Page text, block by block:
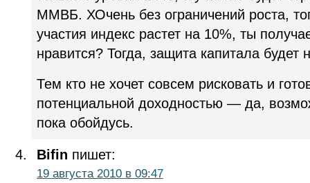
ММВБ. ХОчень без ограничений роста,
участия индекс растет на 10%, ты
нравится? Тогда, защита капитала будет
Тем кто не хочет совсем рисковать и
потенциальной доходностью — да,
пока обойдусь.
Bifin пишет:
19 августа 2010 в 09:47